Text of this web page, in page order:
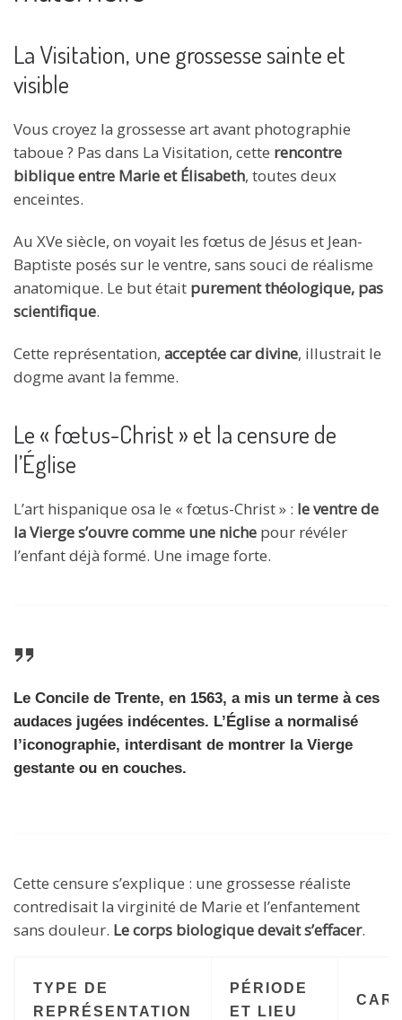
La Visitation, une grossesse sainte et
visible
Vous croyez la grossesse art avant photographie
taboue ? Pas dans La Visitation, cette rencontre
biblique entre Marie et Élisabeth, toutes deux
enceintes.
Au XVe siècle, on voyait les fœtus de Jésus et Jean-
Baptiste posés sur le ventre, sans souci de réalisme
anatomique. Le but était purement théologique, pas
scientifique.
Cette représentation, acceptée car divine, illustrait le
dogme avant la femme.
Le « fœtus-Christ » et la censure de
l’Église
L’art hispanique osa le « fœtus-Christ » : le ventre de
la Vierge s’ouvre comme une niche pour révéler
l’enfant déjà formé. Une image forte.
Le Concile de Trente, en 1563, a mis un terme à ces
audaces jugées indécentes. L’Église a normalisé
l’iconographie, interdisant de montrer la Vierge
gestante ou en couches.
Cette censure s’explique : une grossesse réaliste
contredisait la virginité de Marie et l’enfantement
sans douleur. Le corps biologique devait s’effacer.
TYPE DE
REPRÉSENTATION
PÉRIODE
ET LIEU